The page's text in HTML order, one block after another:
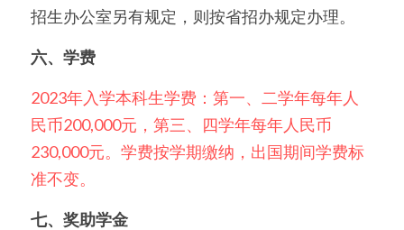
招生办公室另有规定，则按省招办规定办理。
六、学费
2023年入学本科生学费：第一、二学年每年人
民币200,000元，第三、四学年每年人民币
230,000元。学费按学期缴纳，出国期间学费标
准不变。
七、奖助学金